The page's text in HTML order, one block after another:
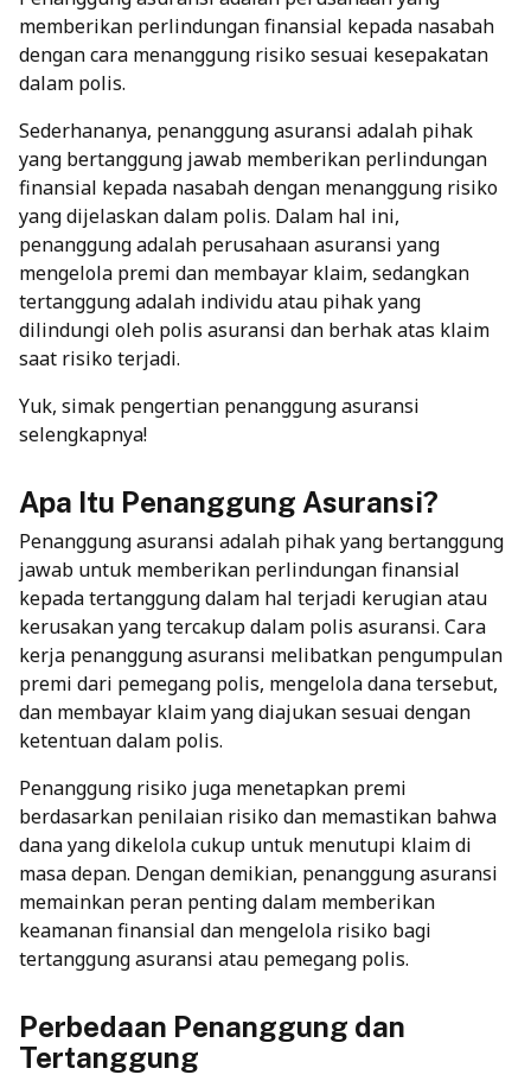
memberikan perlindungan finansial kepada nasabah
dengan cara menanggung risiko sesuai kesepakatan
dalam polis.
Sederhananya, penanggung asuransi adalah pihak
yang bertanggung jawab memberikan perlindungan
finansial kepada nasabah dengan menanggung risiko
yang dijelaskan dalam polis. Dalam hal ini,
penanggung adalah perusahaan asuransi yang
mengelola premi dan membayar klaim, sedangkan
tertanggung adalah individu atau pihak yang
dilindungi oleh polis asuransi dan berhak atas klaim
saat risiko terjadi.
Yuk, simak pengertian penanggung asuransi
selengkapnya!
Apa Itu Penanggung Asuransi?
Penanggung asuransi adalah pihak yang bertanggung
jawab untuk memberikan perlindungan finansial
kepada tertanggung dalam hal terjadi kerugian atau
kerusakan yang tercakup dalam polis asuransi. Cara
kerja penanggung asuransi melibatkan pengumpulan
premi dari pemegang polis, mengelola dana tersebut,
dan membayar klaim yang diajukan sesuai dengan
ketentuan dalam polis.
Penanggung risiko juga menetapkan premi
berdasarkan penilaian risiko dan memastikan bahwa
dana yang dikelola cukup untuk menutupi klaim di
masa depan. Dengan demikian, penanggung asuransi
memainkan peran penting dalam memberikan
keamanan finansial dan mengelola risiko bagi
tertanggung asuransi atau pemegang polis.
Perbedaan Penanggung dan
Tertanggung